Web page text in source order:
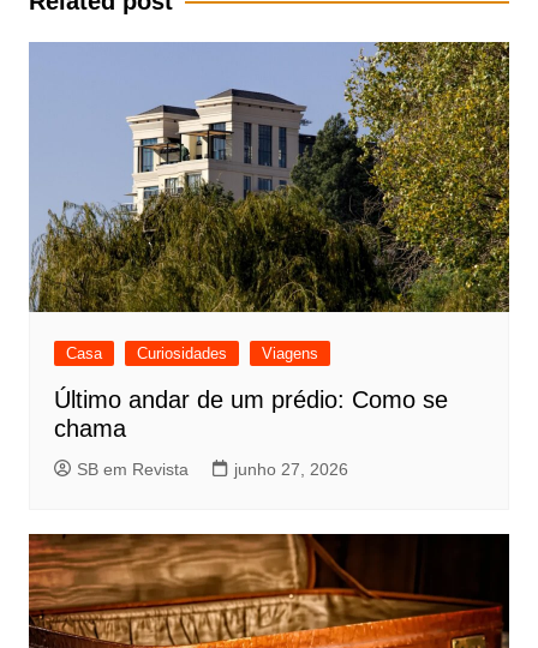
Casa Curiosidades Viagens
Último andar de um prédio: Como se
chama
SB em Revista junho 27, 2026